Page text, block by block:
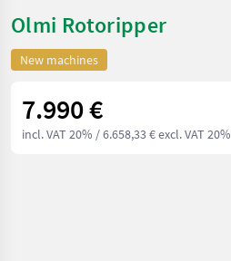
Olmi Rotoripper
New machines
7.990 €
incl. VAT 20% / 6.658,33 € excl. VAT 20%